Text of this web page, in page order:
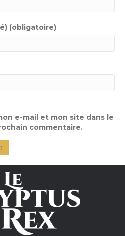
(obligatoire)
e-mail et mon site dans le
commentaire.